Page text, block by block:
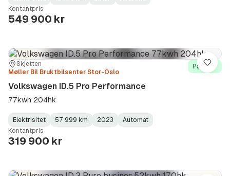
Fuel
Type:
Kilometerstand:
Model
Year:
Gearbox
Type:
Kontantpris
549 900 kr
Sted:
Skjetten
Forhandler:
Møller Bil Bruktbilsenter Stor-Oslo
På lager
Volkswagen ID.5 Pro Performance
77kwh 204hk
Fuel
Type:
Elektrisitet
Kilometerstand:
57 999 km
Model
Year:
2023
Gearbox
Type:
Automat
Kontantpris
319 900 kr
Lagre